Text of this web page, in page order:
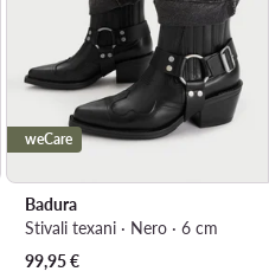
weCare
Badura
Stivali texani · Nero · 6 cm
99,95€